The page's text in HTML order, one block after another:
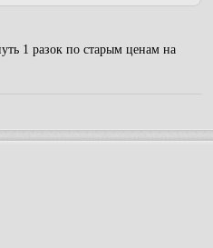
1 разок по старым ценам на